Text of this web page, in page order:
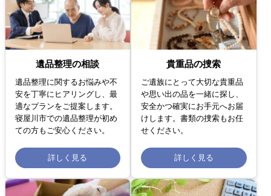
遺品整理の相談
遺品整理に関するお悩みや不
安を丁寧にヒアリングし、最
適なプランをご提案します。
寝屋川市での遺品整理が初め
ての方もご安心ください。
詳しく見る
貴重品の捜索
ご遺族にとって大切な貴重品
や思い出の品を一緒に探し、
安全かつ確実にお手元へお届
けします。書類の捜索もお任
せください。
詳しく見る